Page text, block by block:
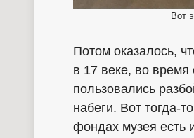
Вот
Потом оказалось,
в 17 веке, во время
пользовались
набеги. Вот тогда-
фондах музея есть